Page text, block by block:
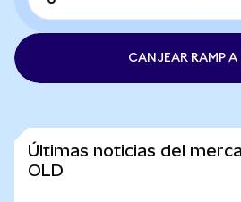
CANJEAR RAMP A
Últimas noticias del
OLD